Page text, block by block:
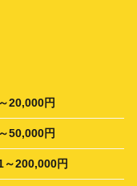
20,000円
50,000円
～200,000円